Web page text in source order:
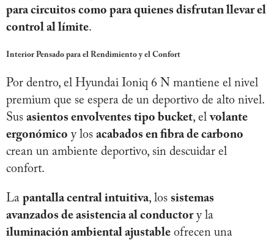
para circuitos como para quienes disfrutan llevar el
control al límite.
Interior Pensado para el Rendimiento y el Confort
Por dentro, el Hyundai Ioniq 6 N mantiene el nivel
premium que se espera de un deportivo de alto nivel.
Sus asientos envolventes tipo bucket, elvolante
ergonómico y los acabados en fibra de carbono
crean un ambiente deportivo, sin descuidar el
confort.
La pantalla central intuitiva, los sistemas
avanzados de asistencia al conductory la
iluminación ambiental ajustable ofrecen una